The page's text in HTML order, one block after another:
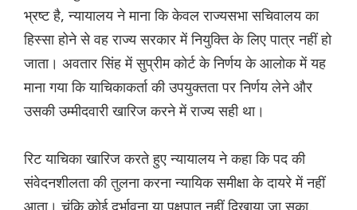
भ्रष्ट है, न्यायालय ने माना कि केवल राज्यसभा सचिवालय का
हिस्सा होने से वह राज्य सरकार में नियुक्ति के लिए पात्र नहीं हो
जाता। अवतार सिंह में सुप्रीम कोर्ट के निर्णय के आलोक में यह
माना गया कि याचिकाकर्ता की उपयुक्तता पर निर्णय लेने और
उसकी उम्मीदवारी खारिज करने में राज्य सही था।
रिट याचिका खारिज करते हुए न्यायालय ने कहा कि पद की
संवेदनशीलता की तुलना करना न्यायिक समीक्षा के दायरे में नहीं